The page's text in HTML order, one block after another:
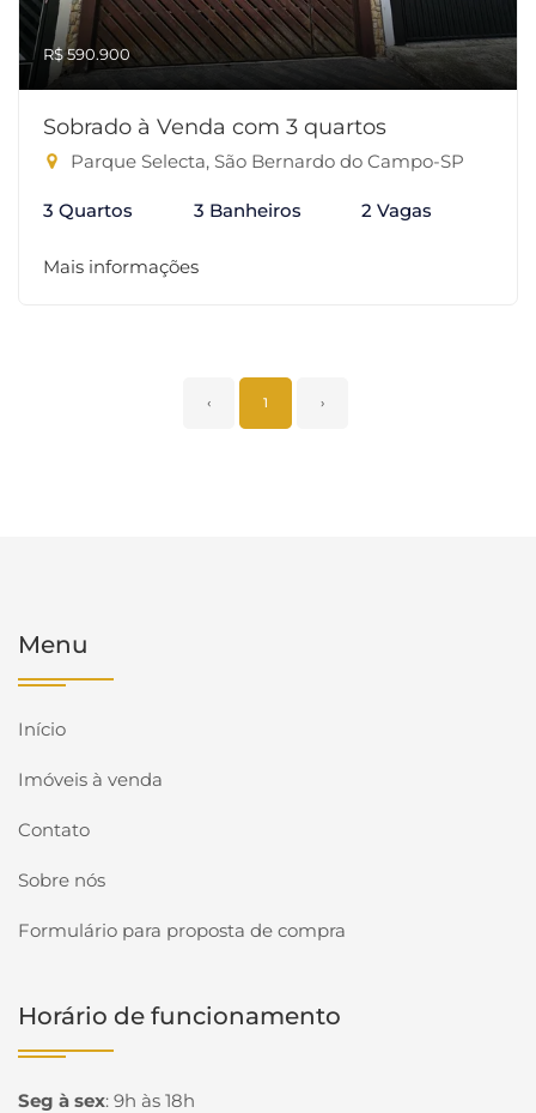
R$ 590.900
Sobrado à Venda com 3 quartos
Parque Selecta, São Bernardo do Campo-SP
3 Quartos 3 Banheiros 2 Vagas
Mais informações
‹ 1 ›
Menu
Início
Imóveis à venda
Contato
Sobre nós
Formulário para proposta de compra
Horário de funcionamento
Seg à sex: 9h às 18h